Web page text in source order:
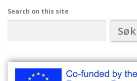
Search on this site
Søk